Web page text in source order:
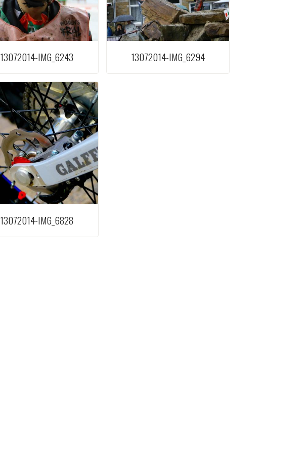
13072014-IMG_6243 13072014-IMG_6294
13072014-IMG_6828